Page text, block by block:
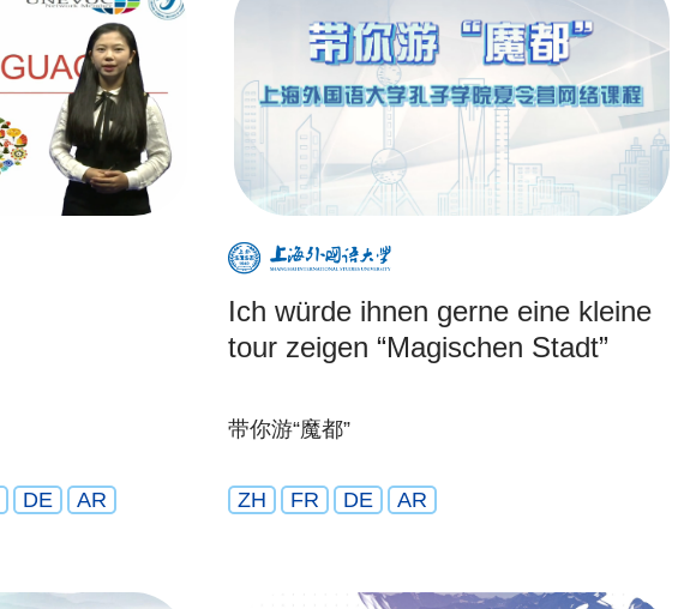
DE AR
Ich würde ihnen gerne eine kleine
tour zeigen “Magischen Stadt”
带你游“魔都”
ZH FR DE AR